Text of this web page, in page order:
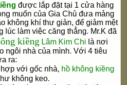
được lắp đặt tại 1 cửa hàng
muốn của Gia Chủ đưa mảng
không khí thư giản, để giảm mệt
lúc làm việc căng thẳng. Mr.K đã
kiềng Lâm Kim Chi là nơi
ngôi nhà của mình. Với 4 tiêu
ra:
với gốc nhà, hồ không kiềng
không keo.